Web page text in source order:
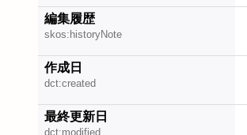
編集履歴
skos:historyNote
作成日
dct:created
最終更新日
dct:modified